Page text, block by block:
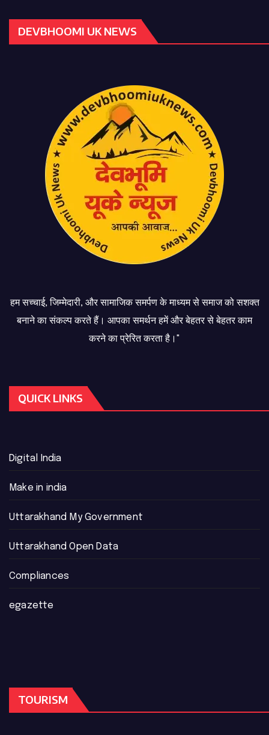
DEVBHOOMI UK NEWS
हम सच्चाई, जिम्मेदारी, और सामाजिक समर्पण के माध्यम से समाज को सशक्त
बनाने का संकल्प करते हैं। आपका समर्थन हमें और बेहतर से बेहतर काम
करने का प्रेरित करता है।"
QUICK LINKS
Digital India
Make in india
Uttarakhand My Government
Uttarakhand Open Data
Compliances
egazette
TOURISM